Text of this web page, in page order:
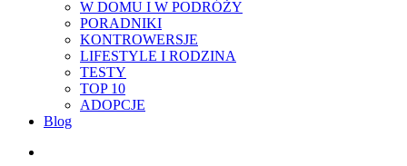
W DOMU I W PODRÓŻY
PORADNIKI
KONTROWERSJE
LIFESTYLE I RODZINA
TESTY
TOP 10
ADOPCJE
Blog